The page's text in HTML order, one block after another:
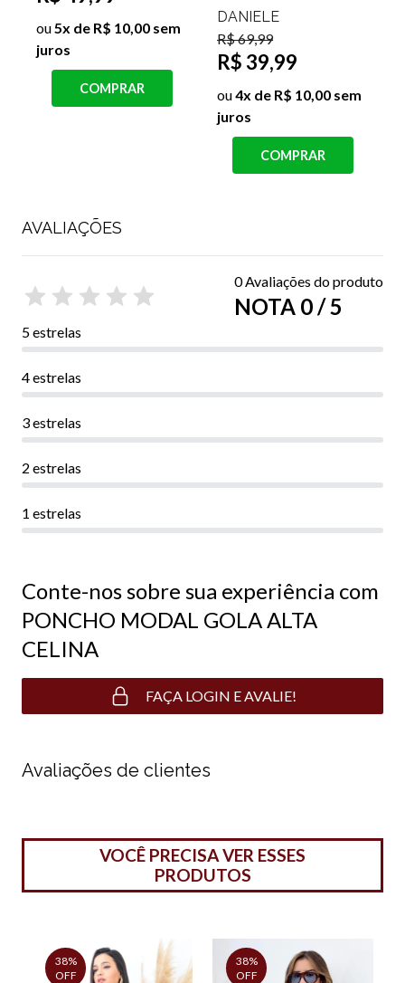
R$ 109,99
ou10x de R$ 11,00
sem juros
COMPRAR
R$ 129,99
R$ 79,99
ou8x de R$ 10,00 sem
juros
COMPRAR
AVALIAÇÕES
0 Avaliações do produto
NOTA 0 / 5
5 estrelas
4 estrelas
3 estrelas
2 estrelas
1 estrelas
Conte-nos sobre sua experiência com
PONCHO MODAL GOLA ALTA
CELINA
FAÇA LOGIN E AVALIE!
Avaliações de clientes
VOCÊ PRECISA VER ESSES
PRODUTOS
38%
OFF
38%
OFF